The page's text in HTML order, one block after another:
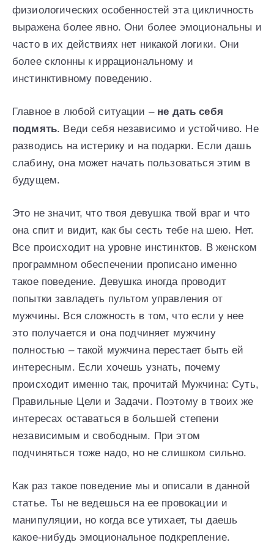
физиологических особенностей эта цикличность
выражена более явно. Они более эмоциональны и
часто в их действиях нет никакой логики. Они
более склонны к иррациональному и
инстинктивному поведению.
Главное в любой ситуации – не дать себя
подмять. Веди себя независимо и устойчиво. Не
разводись на истерику и на подарки. Если дашь
слабину, она может начать пользоваться этим в
будущем.
Это не значит, что твоя девушка твой враг и что
она спит и видит, как бы сесть тебе на шею. Нет.
Все происходит на уровне инстинктов. В женском
программном обеспечении прописано именно
такое поведение. Девушка иногда проводит
попытки завладеть пультом управления от
мужчины. Вся сложность в том, что если у нее
это получается и она подчиняет мужчину
полностью – такой мужчина перестает быть ей
интересным. Если хочешь узнать, почему
происходит именно так, прочитай Мужчина: Суть,
Правильные Цели и Задачи. Поэтому в твоих же
интересах оставаться в большей степени
независимым и свободным. При этом
подчиняться тоже надо, но не слишком сильно.
Как раз такое поведение мы и описали в данной
статье. Ты не ведешься на ее провокации и
манипуляции, но когда все утихает, ты даешь
какое-нибудь эмоциональное подкрепление.